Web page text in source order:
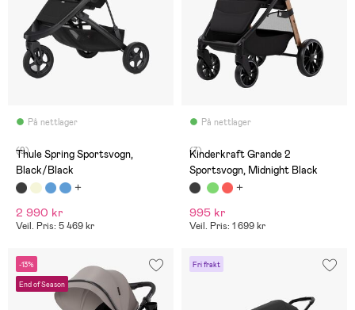
På nettlager
(9)
Thule Spring Sportsvogn,
Black/Black
2 990 kr
Veil. Pris: 5 469 kr
På nettlager
(7)
Kinderkraft Grande 2
Sportsvogn, Midnight Black
995 kr
Veil. Pris: 1 699 kr
-13%
End of Season
Fri frakt